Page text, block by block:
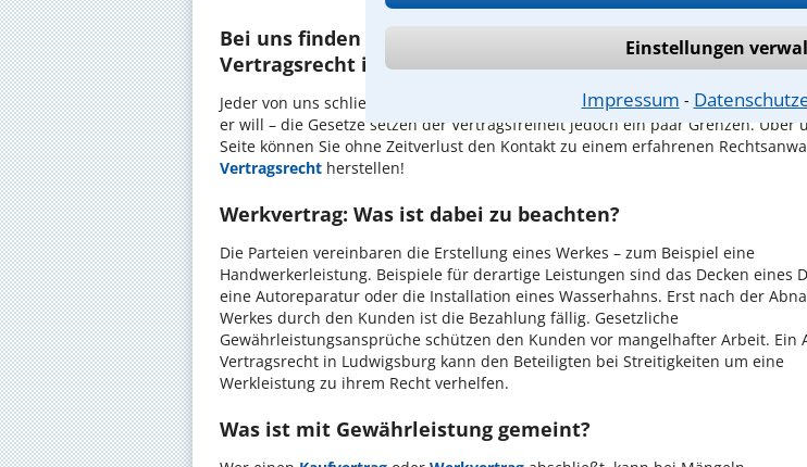
Einstellungen
Impressum ⁃
Bei uns finden Sie Ihren Rechtsanwalt für den Bereich
Vertragsrecht in Ludwigsburg.
Jeder von uns schließt ständig im Alltag Verträge ab.Verträge darf jeder
er will – die Gesetze setzen der Vertragsfreiheit jedoch ein paar Grenzen. Über
Seite können Sie ohne Zeitverlust den Kontakt zu einem erfahrenen
Vertragsrecht herstellen!
Werkvertrag: Was ist dabei zu beachten?
Die Parteien vereinbaren die Erstellung eines Werkes – zum Beispiel eine
Handwerkerleistung. Beispiele für derartige Leistungen sind das Decken eines
eine Autoreparatur oder die Installation eines Wasserhahns. Erst nach der
Werkes durch den Kunden ist die Bezahlung fällig. Gesetzliche
Gewährleistungsansprüche schützen den Kunden vor mangelhafter Arbeit. Ein
Vertragsrecht in Ludwigsburg kann den Beteiligten bei Streitigkeiten um eine
Werkleistung zu ihrem Recht verhelfen.
Was ist mit Gewährleistung gemeint?